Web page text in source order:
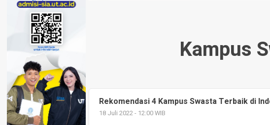
Kampus
Rekomendasi 4 Kampus Swasta Terbaik di
18 Juli 2022 - 12:00 WIB